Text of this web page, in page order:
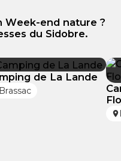
Week-end nature ?
du Sidobre.
de La Lande
Brassac